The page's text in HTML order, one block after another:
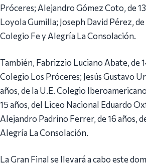
Próceres; Alejandro Gómez Coto, de 13
Loyola Gumilla; Joseph David Pérez, de
Colegio Fe y Alegría La Consolación.
También, Fabrizzio Luciano Abate, de
Colegio Los Próceres; Jesús Gustavo
años, de la U.E. Colegio
15 años, del Liceo Nacional Eduardo
Alejandro Padrino Ferrer, de 16 años,
Alegría La Consolación.
La Gran Final se llevará a cabo este